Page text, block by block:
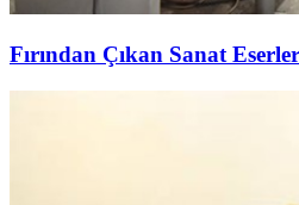
Fırından Çıkan Sanat